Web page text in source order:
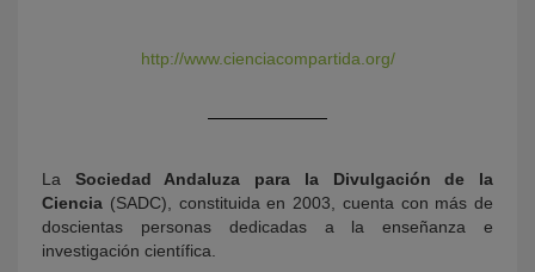
http://www.cienciacompartida.org/
La Sociedad Andaluza para la Divulgación de la
Ciencia (SADC), constituida en 2003, cuenta con más de
doscientas personas dedicadas a la enseñanza e
investigación científica.